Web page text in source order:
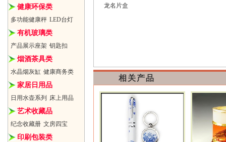
健康环保类
多功能健康秤 LED台灯
有机玻璃类
产品展示座架 钥匙扣
烟酒茶具类
水晶烟灰缸 健康商务类
家居日用品
日用水壶系列 床上用品
艺术收藏品
纪念收藏册 文房四宝
印刷包装类
龙名片盒
相关产品